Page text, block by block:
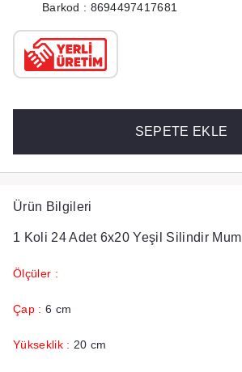
Barkod : 8694497417681
SEPETE EKLE
Ürün Bilgileri
1 Koli 24 Adet 6x20 Yeşil Silindir Mum
Ölçüler :
Çap : 6 cm
Yükseklik : 20 cm